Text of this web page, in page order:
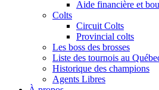
Aide financière et
Colts
Circuit Colts
Provincial colts
Les boss des brosses
Liste des tournois au
Historique des champions
Agents Libres